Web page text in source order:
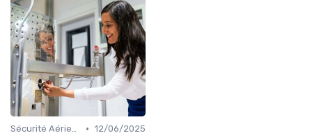
Sécurité Aérienne • 12/06/2025